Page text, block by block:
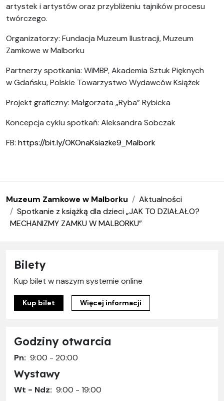
artystek i artystów oraz przybliżeniu tajników procesu
twórczego.
Organizatorzy: Fundacja Muzeum Ilustracji, Muzeum
Zamkowe w Malborku
Partnerzy spotkania: WiMBP, Akademia Sztuk Pięknych
w Gdańsku, Polskie Towarzystwo Wydawców Książek
Projekt graficzny: Małgorzata „Ryba” Rybicka
Koncepcja cyklu spotkań: Aleksandra Sobczak
FB: https://bit.ly/OKOnaKsiazke9_Malbork
Muzeum Zamkowe w Malborku
Aktualności
Spotkanie z książką dla dzieci „JAK TO DZIAŁAŁO?
MECHANIZMY ZAMKU W MALBORKU”
Bilety
Kup bilet w naszym systemie online
Kup bilet Więcej informacji
Godziny otwarcia
Pn: 9:00 - 20:00
Wystawy
Wt - Ndz: 9:00 - 19:00